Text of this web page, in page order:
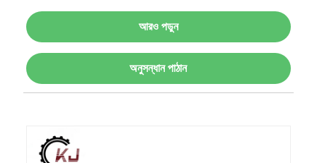
আরও পড়ুন
অনুসন্ধান পাঠান